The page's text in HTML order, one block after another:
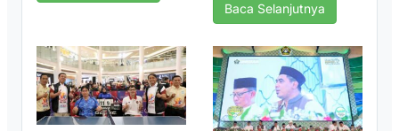
Baca Selanjutnya